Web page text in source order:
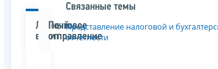
Личный
визит
Почтовое
отправление
Связанные темы
Представление налоговой и
отчётности